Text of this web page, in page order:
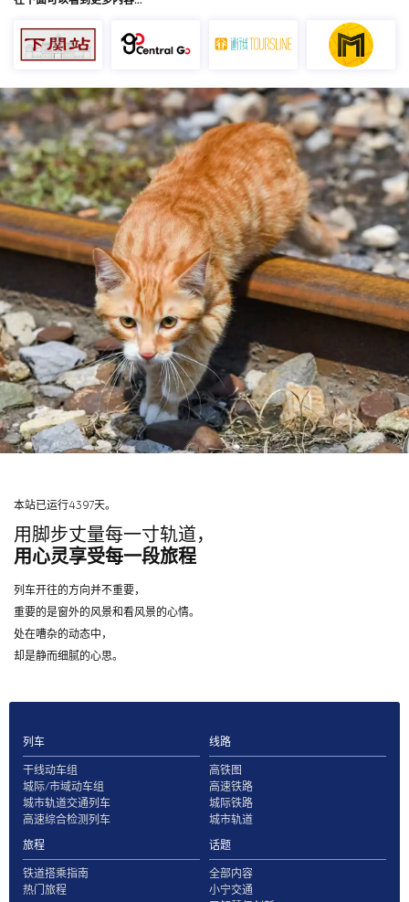
本站已运行4397天。
用脚步丈量每一寸轨道，
用心灵享受每一段旅程
列车开往的方向并不重要，
重要的是窗外的风景和看风景的心情。
处在嘈杂的动态中，
却是静而细腻的心思。
列车
干线动车组
城际/市域动车组
城市轨道交通列车
高速综合检测列车
线路
高铁图
高速铁路
城际铁路
城市轨道
旅程
铁道搭乘指南
热门旅程
话题
全部内容
小宁交通